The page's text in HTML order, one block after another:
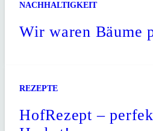
NACHHALTIGKEIT
Wir waren Bäume
REZEPTE
HofRezept –